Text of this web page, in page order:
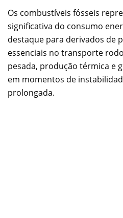
Os combustíveis fósseis
significativa do consumo
destaque para derivados de
essenciais no transporte
pesada, produção térmica e
em momentos de
prolongada.